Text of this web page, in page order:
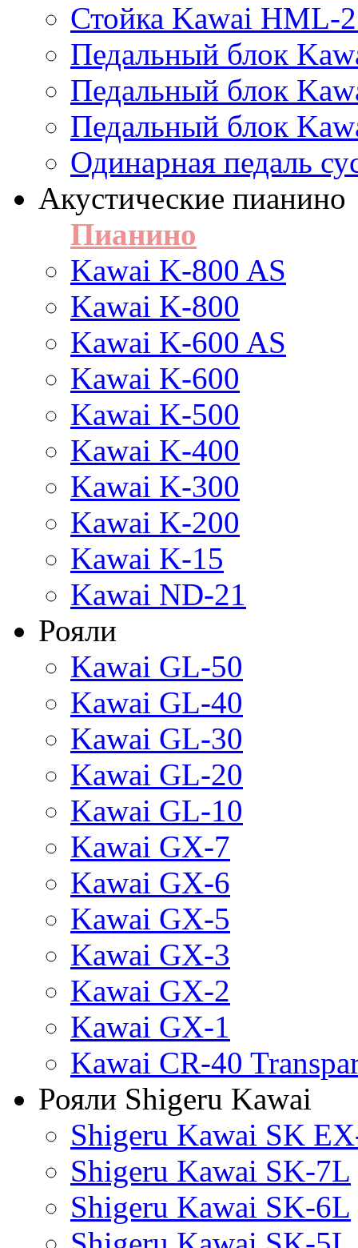
Стойка Kawai HML-
Педальный блок
Педальный блок
Педальный блок
Одинарная педаль
Акустические пианино
Пианино
Kawai K-800 AS
Kawai K-800
Kawai K-600 AS
Kawai K-600
Kawai K-500
Kawai K-400
Kawai K-300
Kawai K-200
Kawai K-15
Kawai ND-21
Рояли
Kawai GL-50
Kawai GL-40
Kawai GL-30
Kawai GL-20
Kawai GL-10
Kawai GX-7
Kawai GX-6
Kawai GX-5
Kawai GX-3
Kawai GX-2
Kawai GX-1
Kawai CR-40
Рояли Shigeru Kawai
Shigeru Kawai SK
Shigeru Kawai SK-7L
Shigeru Kawai SK-6L